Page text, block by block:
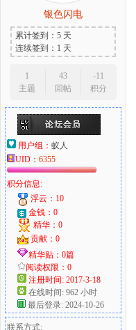
银色闪电
累计签到：5 天
连续签到：1 天
1
主题
43
回帖
-11
积分
用户组： 蚁人
UID： 6355
积分信息:
浮云：10
金钱：0
精华：0
贡献：0
精华贴：0篇
阅读权限：0
注册时间: 2017-3-18
在线时间: 962 小时
最后登录: 2024-10-26
联系方式: